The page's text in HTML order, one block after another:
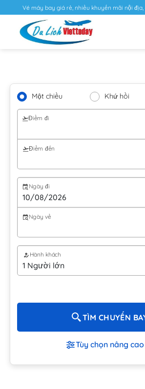
Vé máy bay giá rẻ, nhiều khuyến mãi nội
Một chiều Khứ hồi
Điểm đi
Điểm đến
Ngày đi
Ngày về
Hành khách
TÌM CHUYẾN
Tùy chọn nâng cao